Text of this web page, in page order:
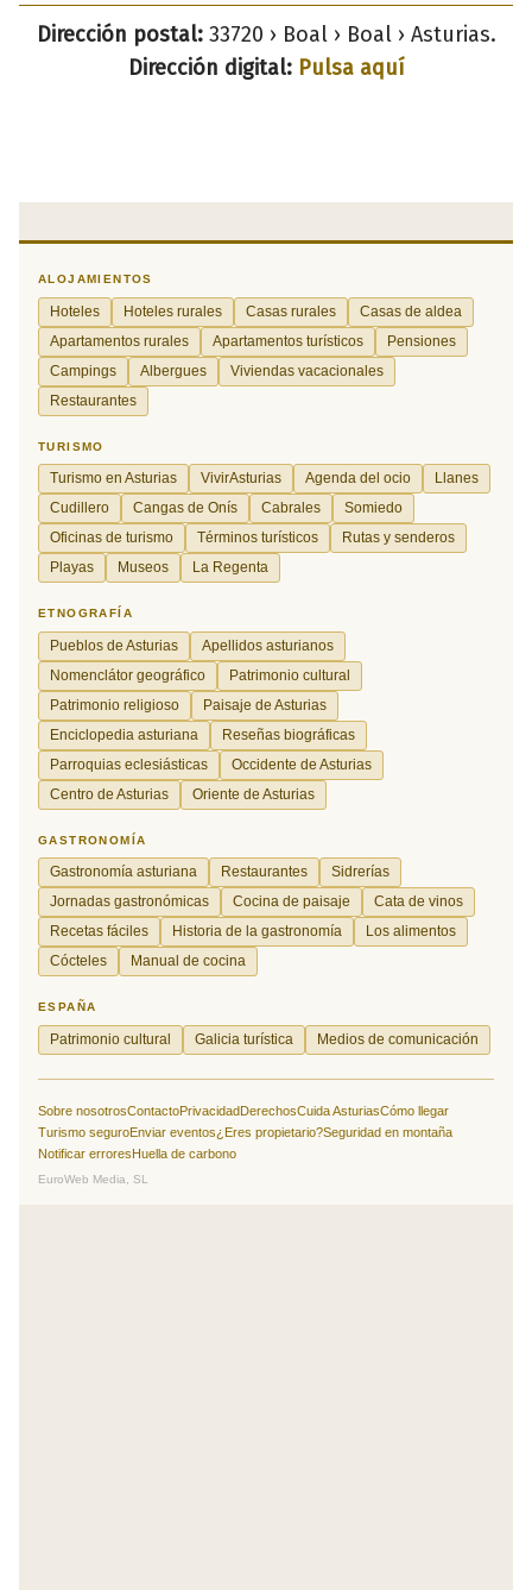
Dirección postal:33720 › Boal › Boal › Asturias.
Dirección digital: Pulsa aquí